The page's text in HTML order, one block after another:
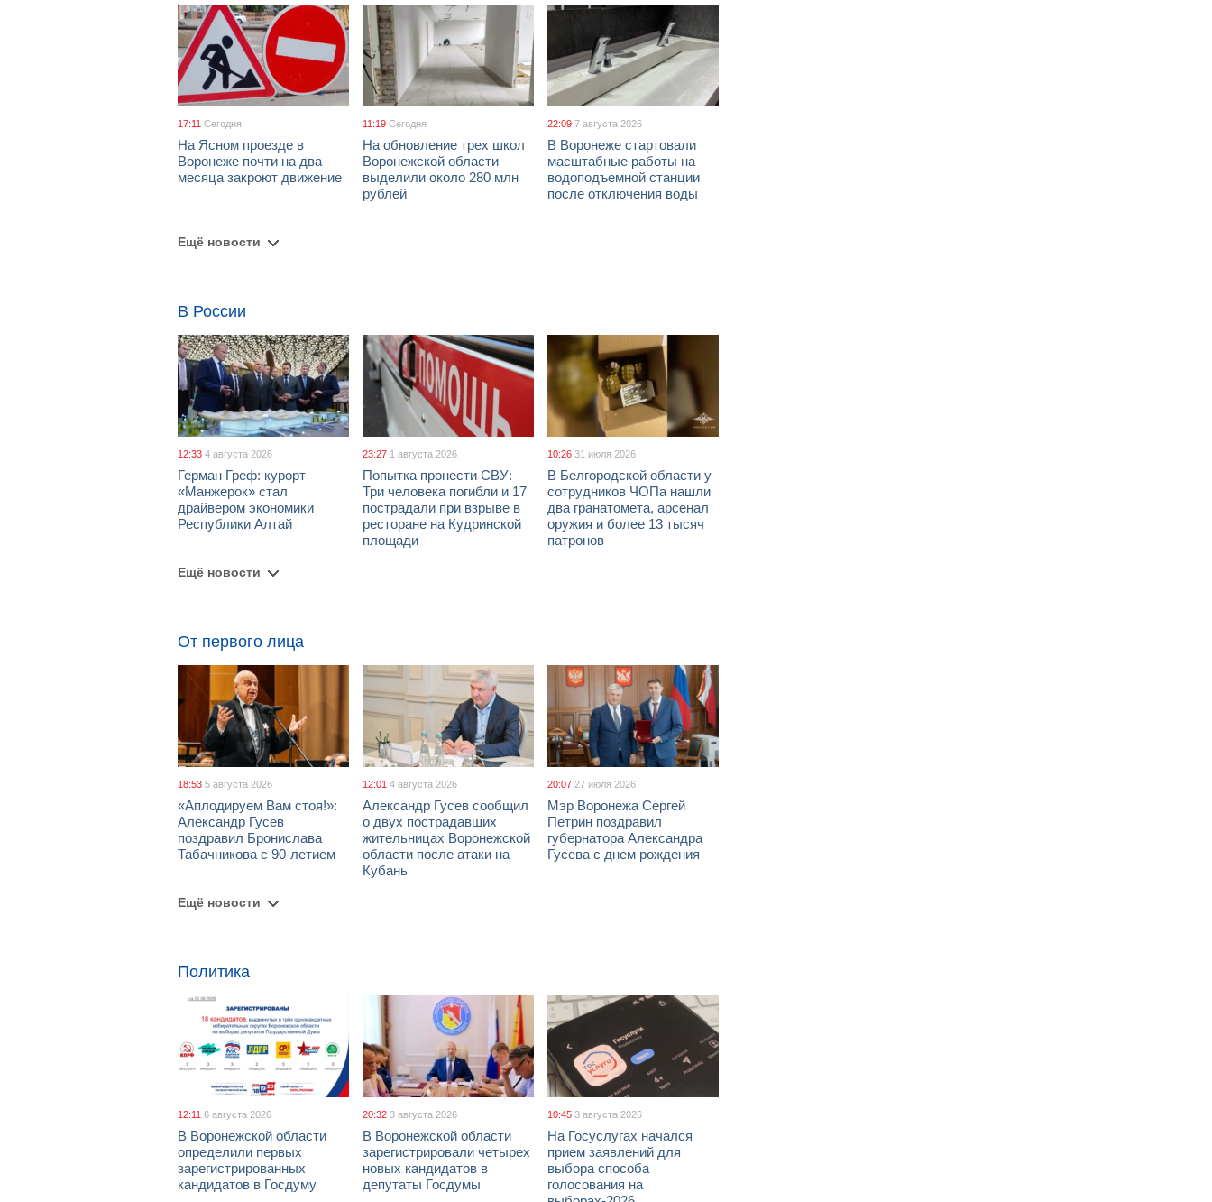
17:11 Сегодня
На Ясном проезде в
Воронеже почти на два
месяца закроют движение
11:19 Сегодня
На обновление трех школ
Воронежской области
выделили около 280 млн
рублей
22:09 7 августа 2026
В Воронеже стартовали
масштабные работы на
водоподъемной станции
после отключения воды
Ещё новости
В России
12:33 4 августа 2026
Герман Греф: курорт
«Манжерок» стал
драйвером экономики
Республики Алтай
23:27 1 августа 2026
Попытка пронести СВУ:
Три человека погибли и 17
пострадали при взрыве в
ресторане на Кудринской
площади
10:26 31 июля 2026
В Белгородской области у
сотрудников ЧОПа нашли
два гранатомета, арсенал
оружия и более 13 тысяч
патронов
Ещё новости
От первого лица
18:53 5 августа 2026
«Аплодируем Вам стоя!»:
Александр Гусев
поздравил Бронислава
Табачникова с 90-летием
12:01 4 августа 2026
Александр Гусев сообщил
о двух пострадавших
жительницах Воронежской
области после атаки на
Кубань
20:07 27 июля 2026
Мэр Воронежа Сергей
Петрин поздравил
губернатора Александра
Гусева с днем рождения
Ещё новости
Политика
12:11 6 августа 2026
В Воронежской области
определили первых
зарегистрированных
кандидатов в Госдуму
20:32 3 августа 2026
В Воронежской области
зарегистрировали четырех
новых кандидатов в
депутаты Госдумы
10:45 3 августа 2026
На Госуслугах начался
прием заявлений для
выбора способа
голосования на